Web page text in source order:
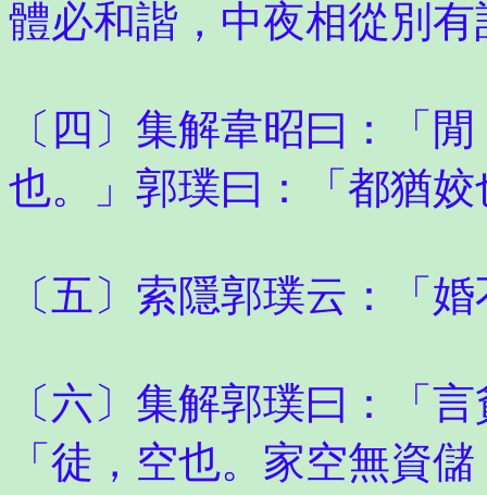
體必和諧，中夜相從別有
〔四〕集解韋昭曰：「
也。」郭璞曰：「都猶
〔五〕索隱郭璞云：「
〔六〕集解郭璞曰：「
「徒，空也。家空無資